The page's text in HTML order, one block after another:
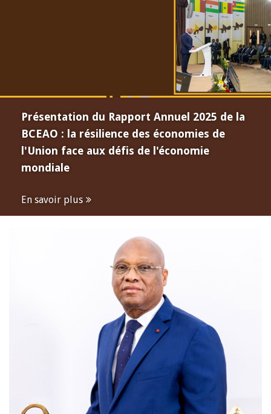
Présentation du Rapport Annuel 2025 de la
BCEAO : la résilience des économies de
l'Union face aux défis de l'économie
mondiale
En savoir plus